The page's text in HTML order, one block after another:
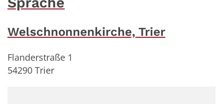
Welschnonnenkirche, Trier
Flanderstraße 1
54290 Trier